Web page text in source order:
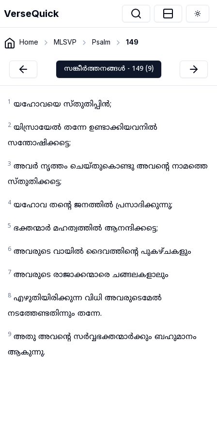
VerseQuick
Home MLSVP Psalm 149
സങ്കീർത്തനങ്ങൾ - 149 (9)
1 യഹോവയെ സ്തുതിപ്പിൻ;
2 യിസ്രായേൽ തന്നേ ഉണ്ടാക്കിയവനിൽ
സന്തോഷിക്കട്ടെ;
3 അവർ നൃത്തം ചെയ്തുകൊണ്ടു അവന്റെ നാമത്തെ
സ്തുതിക്കട്ടെ;
4 യഹോവ തന്റെ ജനത്തിൽ പ്രസാദിക്കുന്നു;
5 ഭക്തന്മാർ മഹത്വത്തിൽ ആനന്ദിക്കട്ടെ;
6 അവരുടെ വായിൽ ദൈവത്തിന്റെ പുകഴ്ചകളും
7 അവരുടെ രാജാക്കന്മാരെ ചങ്ങലകളാലും
8 എഴുതിയിരിക്കുന്ന വിധി അവരുടെമേൽ
നടത്തേണ്ടതിന്നും തന്നേ.
9 അതു അവന്റെ സർവ്വഭക്തന്മാർക്കും ബഹുമാനം
ആകുന്നു.